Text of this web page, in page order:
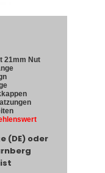
21mm Nut
(DE) oder